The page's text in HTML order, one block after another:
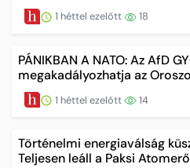
1 héttel ezelőtt 18
PÁNIKBAN A NATO: Az AfD
megakadályozhatja az
1 héttel ezelőtt 14
Történelmi energiaválság
Teljesen leáll a Paksi